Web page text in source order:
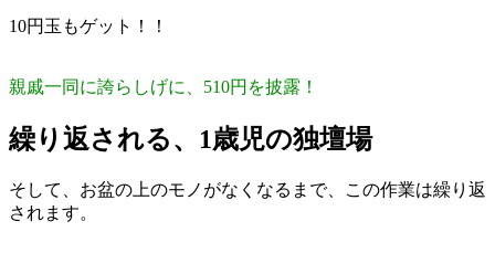
10円玉もゲット！！
親戚一同に誇らしげに、510円を披露！
繰り返される、1歳児の独壇場
そして、お盆の上のモノがなくなるまで、この作業は繰り返
されます。